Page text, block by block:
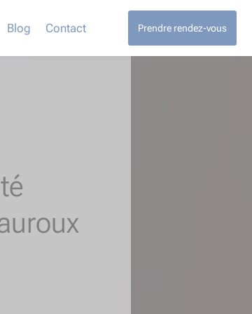
Blog Contact Prendre rendez-vous